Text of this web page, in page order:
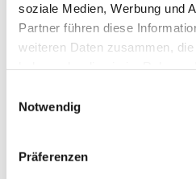
soziale Medien, Werbung und
Partner führen diese
weiteren Daten zusammen,
Notwendig
Präferenzen
Anreise & Parken
Anfahrt
Sie haben die Möglichkeit, ganz
Bahn oder mit den Bussen des
Der Bahnhof in Oberau ist
Öffentliche Verkehrsmittel
Oberau:Anbindung an die DB